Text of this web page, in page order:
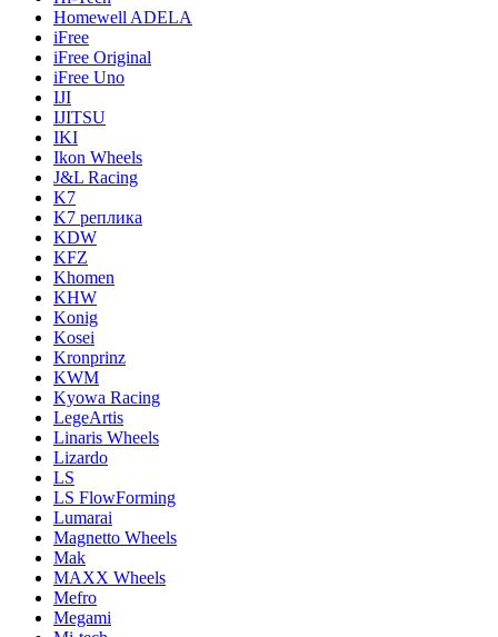
Homewell ADELA
iFree
iFree Original
iFree Uno
IJI
IJITSU
IKI
Ikon Wheels
J&L Racing
K7
K7 реплика
KDW
KFZ
Khomen
KHW
Konig
Kosei
Kronprinz
KWM
Kyowa Racing
LegeArtis
Linaris Wheels
Lizardo
LS
LS FlowForming
Lumarai
Magnetto Wheels
Mak
MAXX Wheels
Mefro
Megami